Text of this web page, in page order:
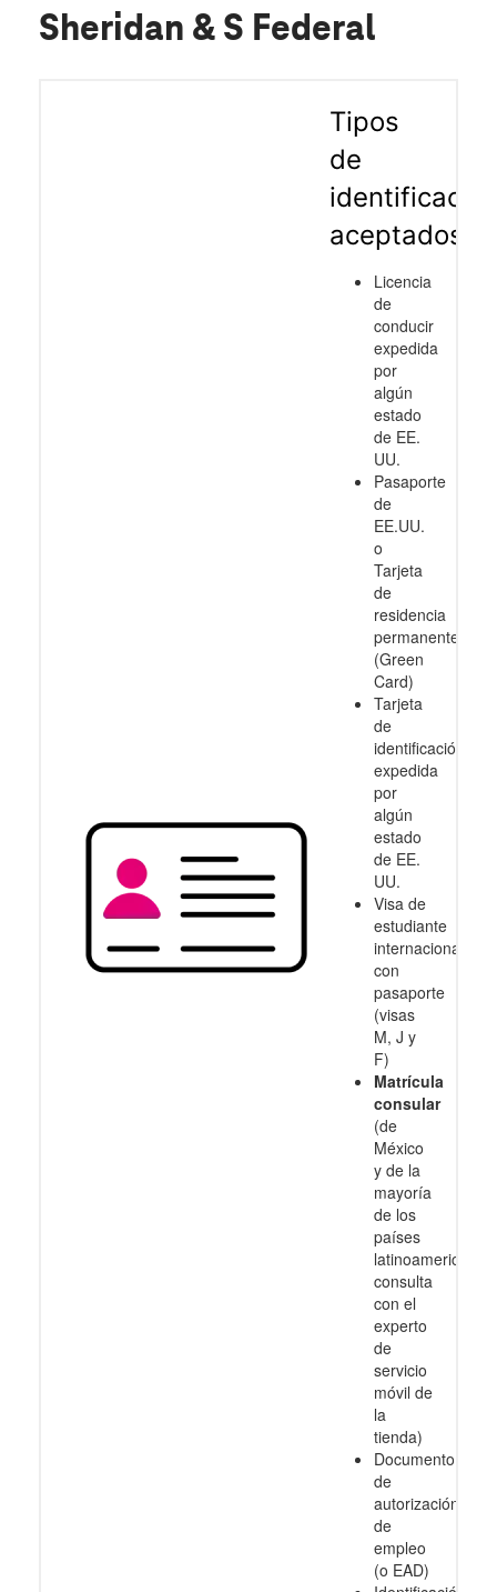
Sheridan & S Federal
Tipos
de
aceptados
Licencia
de
conducir
expedida
por
algún
estado
de EE.
UU.
Pasaporte
de
EE.UU.
o
Tarjeta
de
residencia
permanente
(Green
Card)
Tarjeta
de
identificación
expedida
por
algún
estado
de EE.
UU.
Visa de
estudiante
internacional
con
pasaporte
(visas
M, J y
F)
Matrícula
consular
(de
México
y de la
mayoría
de los
países
latinoamericanos,
consulta
con el
experto
de
servicio
móvil de
la
tienda)
Documento
de
autorización
de
empleo
(o EAD)